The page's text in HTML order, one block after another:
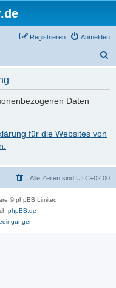
Anmelden
Registrieren
Daten
für die Websites von
Alle Zeiten sind UTC+02:00
© phpBB Limited
phpBB.de